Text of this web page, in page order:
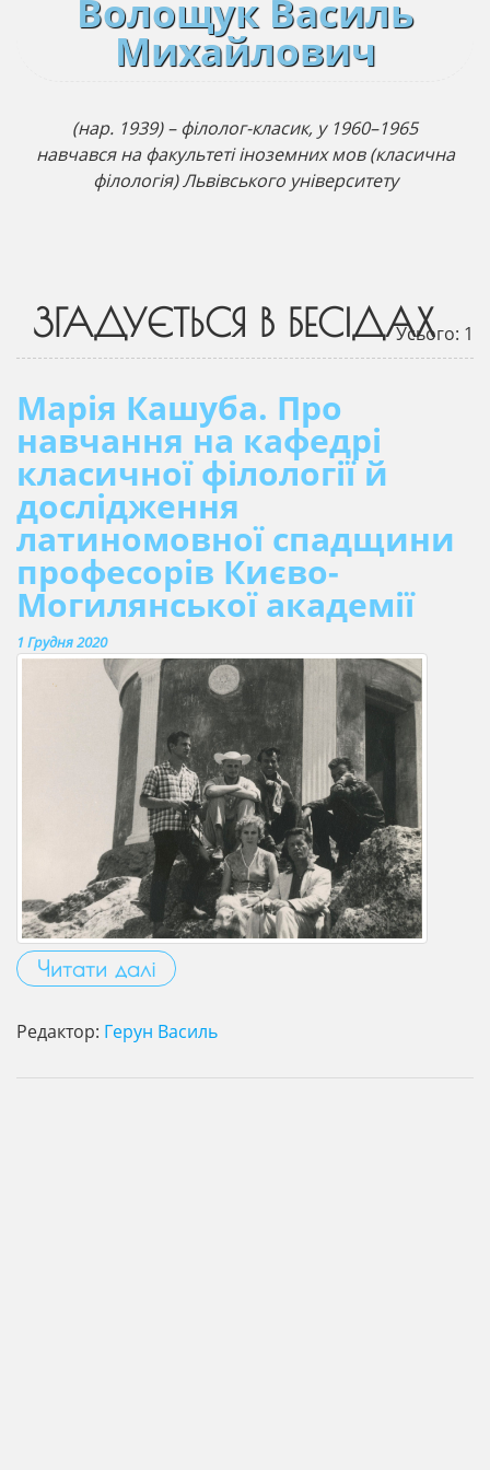
Волощук Василь
Михайлович
(нар. 1939) – філолог-класик, у 1960–1965
навчався на факультеті іноземних мов (класична
філологія) Львівського університету
ЗГАДУЄТЬСЯ В БЕСІДАХУсього: 1
Марія Кашуба. Про
навчання на кафедрі
класичної філології й
дослідження
латиномовної спадщини
професорів Києво-
Могилянської академії
1 Грудня 2020
Читати далі
Редактор: Герун Василь